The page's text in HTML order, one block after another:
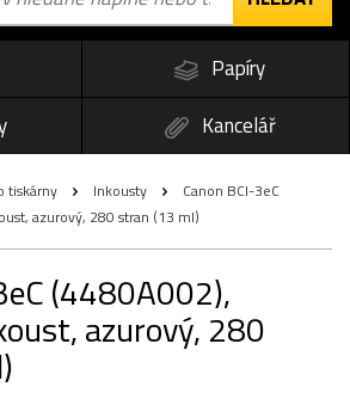
Papíry
Kancelář
tiskárny Inkousty
Canon BCI-3eC
azurový, 280 stran (13 ml)
(4480A002),
azurový, 280